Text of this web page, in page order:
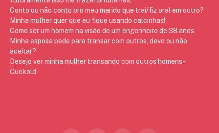
Conto ou não conto pro meu marido que trai/fiz oral em outro?
Minha mulher quer que eu fique usando calcinhas!
Como ser um homem na visão de um engenheiro de 38 anos
Minha esposa pede para transar com outros, devo ou não
aceitar?
Desejo ver minha mulher transando com outros homens -
Cuckold